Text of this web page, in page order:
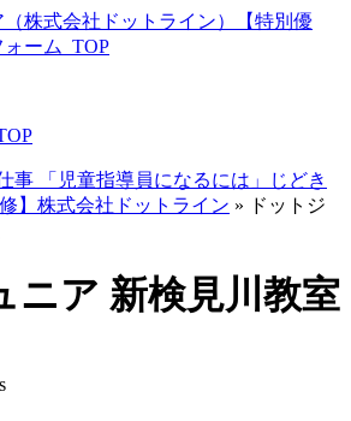
（株式会社ドットライン）【特別優
ーム_TOP
事 「児童指導員になるには」じどき
修】株式会社ドットライン » ドットジ
ニア 新検見川教室